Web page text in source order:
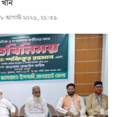
খাঁন
৮ আগস্ট ২০২৬, ২১:৩৯